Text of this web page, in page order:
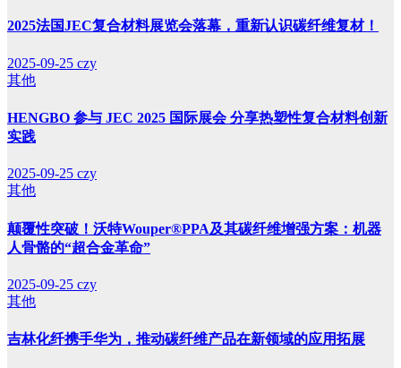
2025法国JEC复合材料展览会落幕，重新认识碳纤维复材！
2025-09-25 czy
其他
HENGBO 参与 JEC 2025 国际展会 分享热塑性复合材料创新
实践
2025-09-25 czy
其他
颠覆性突破！沃特Wouper®PPA及其碳纤维增强方案：机器
人骨骼的“超合金革命”
2025-09-25 czy
其他
吉林化纤携手华为，推动碳纤维产品在新领域的应用拓展